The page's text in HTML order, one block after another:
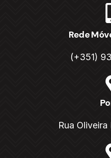
Rede
(+351)
Rua Oliveira